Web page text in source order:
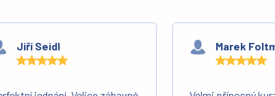
naši zákazníci
Jiří Seidl Marek